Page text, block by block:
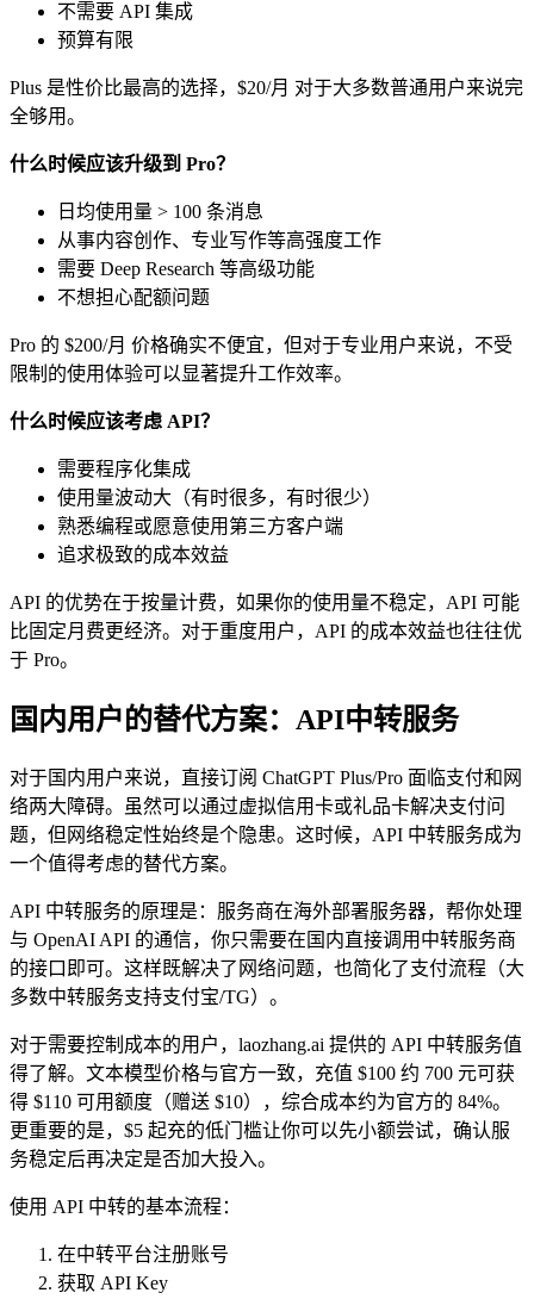
不需要 API 集成
预算有限
Plus 是性价比最高的选择，$20/月 对于大多数普通用户来说完
全够用。
什么时候应该升级到 Pro？
日均使用量 > 100 条消息
从事内容创作、专业写作等高强度工作
需要 Deep Research 等高级功能
不想担心配额问题
Pro 的 $200/月 价格确实不便宜，但对于专业用户来说，不受
限制的使用体验可以显著提升工作效率。
什么时候应该考虑 API？
需要程序化集成
使用量波动大（有时很多，有时很少）
熟悉编程或愿意使用第三方客户端
追求极致的成本效益
API 的优势在于按量计费，如果你的使用量不稳定，API 可能
比固定月费更经济。对于重度用户，API 的成本效益也往往优
于 Pro。
国内用户的替代方案：API中转服务
对于国内用户来说，直接订阅 ChatGPT Plus/Pro 面临支付和网
络两大障碍。虽然可以通过虚拟信用卡或礼品卡解决支付问
题，但网络稳定性始终是个隐患。这时候，API 中转服务成为
一个值得考虑的替代方案。
API 中转服务的原理是：服务商在海外部署服务器，帮你处理
与 OpenAI API 的通信，你只需要在国内直接调用中转服务商
的接口即可。这样既解决了网络问题，也简化了支付流程（大
多数中转服务支持支付宝/TG）。
对于需要控制成本的用户，laozhang.ai 提供的 API 中转服务值
得了解。文本模型价格与官方一致，充值 $100 约 700 元可获
得 $110 可用额度（赠送 $10），综合成本约为官方的 84%。
更重要的是，$5 起充的低门槛让你可以先小额尝试，确认服
务稳定后再决定是否加大投入。
使用 API 中转的基本流程：
在中转平台注册账号
获取 API Key